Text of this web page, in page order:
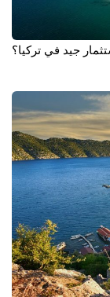
جيد في تركيا؟